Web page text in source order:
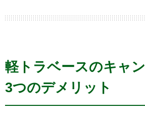
軽トラベースのキャ
3つのデメリット